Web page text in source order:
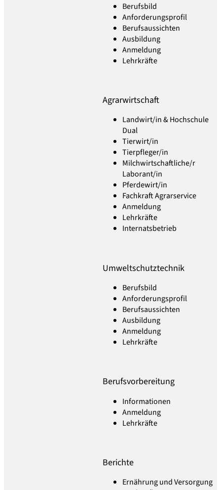
Berufsbild
Anforderungsprofil
Berufsaussichten
Ausbildung
Anmeldung
Lehrkräfte
Agrarwirtschaft
Landwirt/in & Hochschule
Dual
Tierwirt/in
Tierpfleger/in
Milchwirtschaftliche/r
Laborant/in
Pferdewirt/in
Fachkraft Agrarservice
Anmeldung
Lehrkräfte
Internatsbetrieb
Umweltschutztechnik
Berufsbild
Anforderungsprofil
Berufsaussichten
Ausbildung
Anmeldung
Lehrkräfte
Berufsvorbereitung
Informationen
Anmeldung
Lehrkräfte
Berichte
Ernährung und Versorgung